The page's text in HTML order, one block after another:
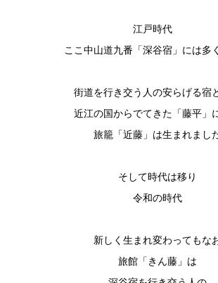
江戸時代
ここ中山道九番「深谷宿」には多
街道を行き交う人の安らげる宿
近江の国からでてきた「藤平」
旅籠「近藤」は生まれまし
そして時代は移り
令和の時代
新しく生まれ変わってもな
旅館「きん藤」は